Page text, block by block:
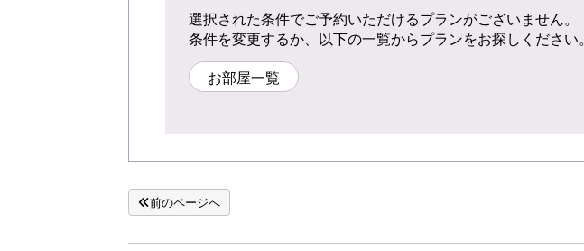
選択された条件でご予約いただけるプランがございません。
条件を変更するか、以下の一覧からプランをお探しください。
お部屋一覧
前のページへ